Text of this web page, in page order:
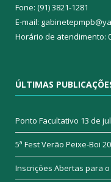
Fone: (91) 3821-1281
E-mail:
Horário de atendimento:
ÚLTIMAS
Ponto Facultativo 13 de
5ª Fest Verão Peixe-Boi
Inscrições Abertas para